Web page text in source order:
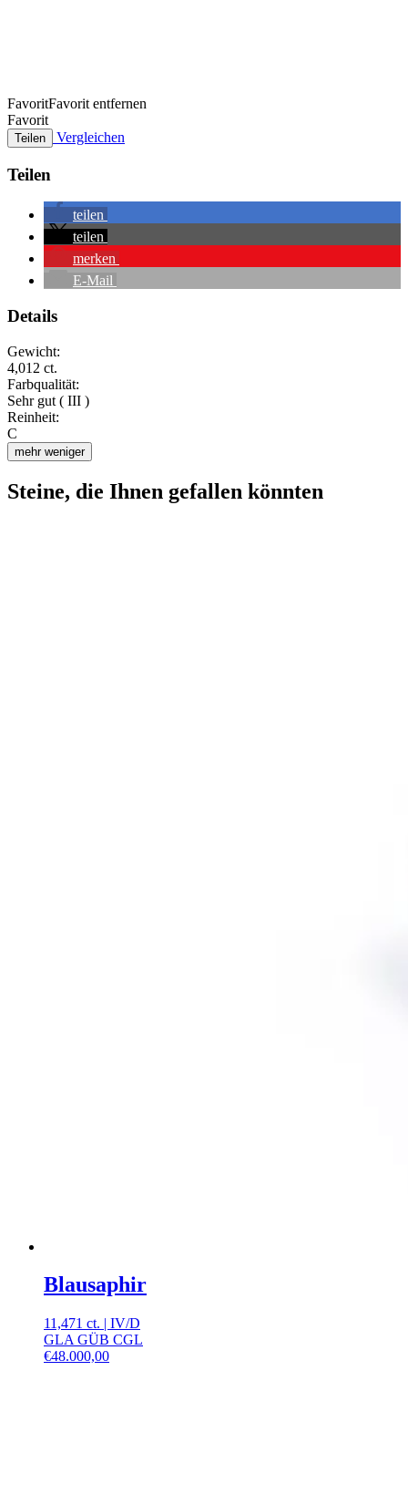
FavoritFavorit entfernen
Favorit
Teilen Vergleichen
Teilen
teilen
teilen
merken
E-Mail
Details
Gewicht:
4,012 ct.
Farbqualität:
Sehr gut ( III )
Reinheit:
C
mehr weniger
Steine, die Ihnen gefallen könnten
Blausaphir
11,471 ct. | IV/D
GLA GÜB CGL
€48.000,00